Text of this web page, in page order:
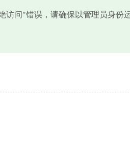
访问"错误，请确保以管理员身份